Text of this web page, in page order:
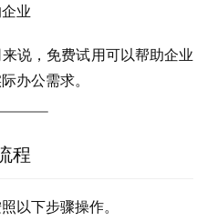
业
说，免费试用可以帮助企业
办公需求。
程
以下步骤操作。